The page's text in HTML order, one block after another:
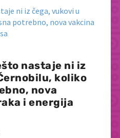
nastaje ni iz
koliko
nova
i energija